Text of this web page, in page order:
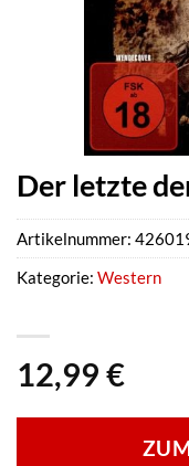
Der letzte
12,99 €
Artikelnummer:
Kategorie: Western